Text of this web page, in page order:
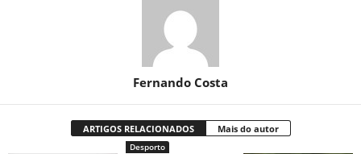
Fernando Costa
ARTIGOS RELACIONADOS Mais do autor
Desporto